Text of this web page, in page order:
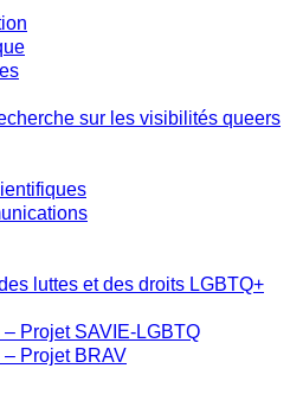
sur les visibilités queers
luttes et des droits LGBTQ+
Projet SAVIE-LGBTQ
Projet BRAV